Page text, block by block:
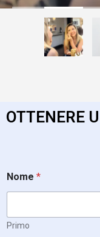
OTTENERE
Nome *
Primo